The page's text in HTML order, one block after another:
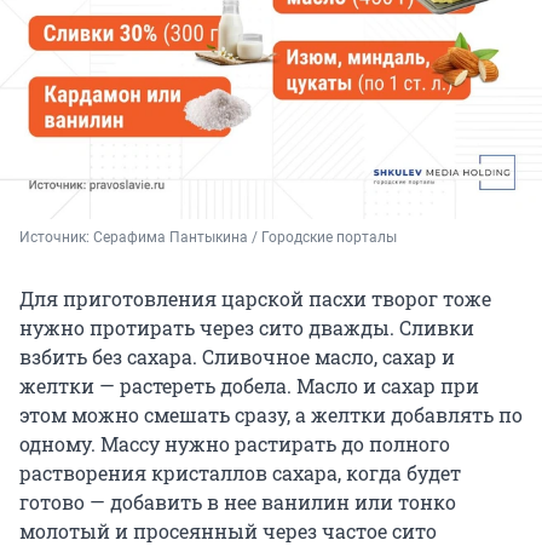
Источник: Серафима Пантыкина / Городские порталы
Для приготовления царской пасхи творог тоже
нужно протирать через сито дважды. Сливки
взбить без сахара. Сливочное масло, сахар и
желтки — растереть добела. Масло и сахар при
этом можно смешать сразу, а желтки добавлять по
одному. Массу нужно растирать до полного
растворения кристаллов сахара, когда будет
готово — добавить в нее ванилин или тонко
молотый и просеянный через частое сито